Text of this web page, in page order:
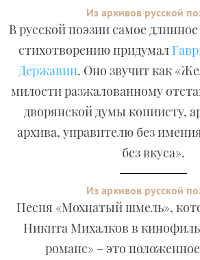
Из архивов русской
В русской поэзии самое
стихотворению придумал
Державин. Оно звучит как
милости разжалованному
дворянской думы копиисту,
архива, управителю без
без вкуса».
Из архивов русской
Песня «Мохнатый шмель»,
Никита Михалков в
романс» – это